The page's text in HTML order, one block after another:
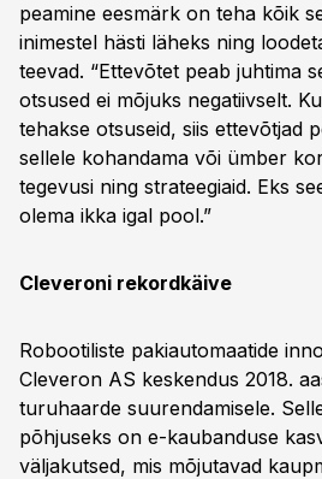
peamine eesmärk on teha kõik
inimestel hästi läheks ning
teevad. “Ettevõtet peab juhtima
otsused ei mõjuks negatiivselt.
tehakse otsuseid, siis ettevõtjad
sellele kohandama või ümber
tegevusi ning strateegiaid. Eks
olema ikka igal pool.”
Cleveroni rekordkäive
Robootiliste pakiautomaatide
Cleveron AS keskendus 2018.
turuhaarde suurendamisele.
põhjuseks on e-kaubanduse
väljakutsed, mis mõjutavad